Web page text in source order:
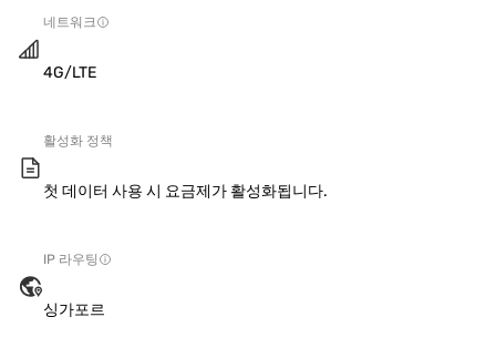
네트워크
4G/LTE
활성화 정책
첫 데이터 사용 시 요금제가 활성화됩니다.
IP 라우팅
싱가포르